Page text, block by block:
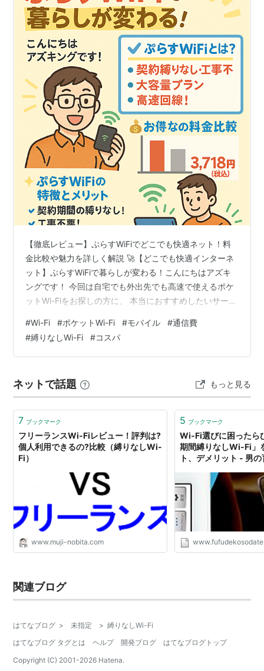
【徹底レビュー】ぷらすWiFiでどこでも快適ネット！料
金比較や魅力を詳しく解説 🚀【どこでも快適インターネ
ット】ぷらすWiFiで暮らしが変わる！こんにちはアズキ
ングです！ 今回は自宅でも外出先でも高速で使えるポケ
ットWi-Fiをお探しの方に、 本当におすすめしたいサービ
画配信、オンラインゲームなどで、安定した高速回線が
欠かせませんよね。 「工事不要で、すぐに使えるWi-Fiは
ないかな？」と探していた私が辿り着いたのが ぷらす
なし・工事不要で使えるポケットWi-Fiサ…
#Wi-Fi #ポケットWi-Fi #モバイル #通信費
#縛りなしWi-Fi #コスパ
ネットで話題 もっと見る
7 ブックマーク
フリーランスWi-Fiレビュー！評判は?
個人利用できるの?比較（縛りなしWi-
Fi）
www.muji-nobita.com
5 ブックマーク
Wi-Fi選びに困ったら
期間縛りなしWi-Fi」
ト、デメリット - 男
関連ブログ
はてなブログ > 未指定 > 縛りなしWi-Fi
はてなブログ タグとは
ヘルプ 開発ブログ
はてなブログトップ
Copyright (C) 2001-2026 Hatena.